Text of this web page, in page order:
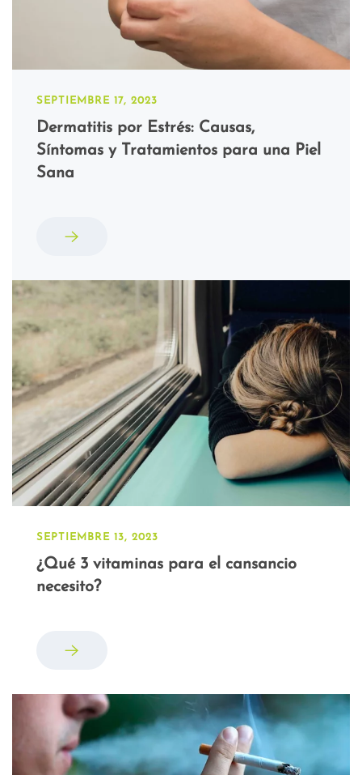
SEPTIEMBRE 17, 2023
Dermatitis por Estrés: Causas,
Síntomas y Tratamientos para una Piel
Sana
SEPTIEMBRE 13, 2023
¿Qué 3 vitaminas para el cansancio
necesito?